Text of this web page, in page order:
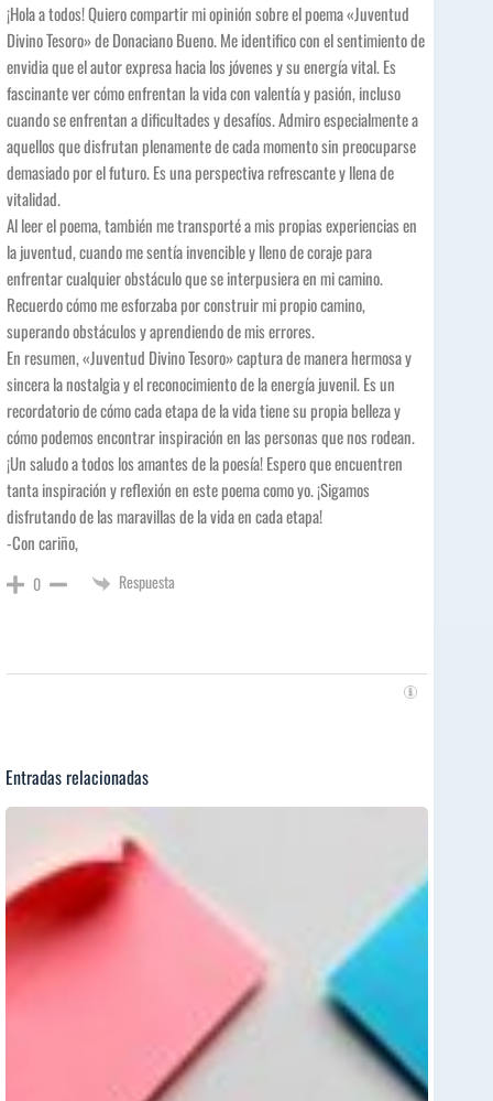
¡Hola a todos! Quiero compartir mi opinión sobre el poema «Juventud
Divino Tesoro» de Donaciano Bueno. Me identifico con el sentimiento de
envidia que el autor expresa hacia los jóvenes y su energía vital. Es
fascinante ver cómo enfrentan la vida con valentía y pasión, incluso
cuando se enfrentan a dificultades y desafíos. Admiro especialmente a
aquellos que disfrutan plenamente de cada momento sin preocuparse
demasiado por el futuro. Es una perspectiva refrescante y llena de
vitalidad.
Al leer el poema, también me transporté a mis propias experiencias en
la juventud, cuando me sentía invencible y lleno de coraje para
enfrentar cualquier obstáculo que se interpusiera en mi camino.
Recuerdo cómo me esforzaba por construir mi propio camino,
superando obstáculos y aprendiendo de mis errores.
En resumen, «Juventud Divino Tesoro» captura de manera hermosa y
sincera la nostalgia y el reconocimiento de la energía juvenil. Es un
recordatorio de cómo cada etapa de la vida tiene su propia belleza y
cómo podemos encontrar inspiración en las personas que nos rodean.
¡Un saludo a todos los amantes de la poesía! Espero que encuentren
tanta inspiración y reflexión en este poema como yo. ¡Sigamos
disfrutando de las maravillas de la vida en cada etapa!
-Con cariño,
0 Respuesta
Entradas relacionadas